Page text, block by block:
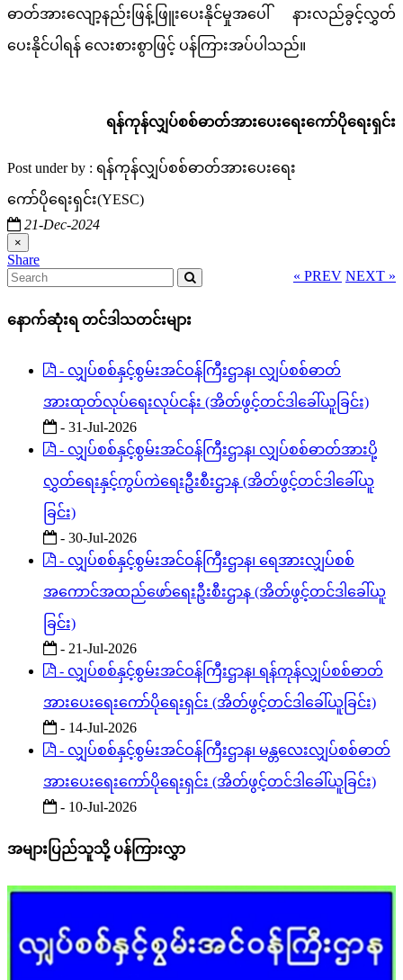
ဓာတ်အားလျော့နည်းဖြန့်ဖြူးပေးနိုင်မှုအပေါ် နားလည်ခွင့်လွှတ်
ပေးနိုင်ပါရန် လေးစားစွာဖြင့် ပန်ကြားအပ်ပါသည်။
ရန်ကုန်လျှပ်စစ်ဓာတ်အားပေးရေးကော်ပိုရေးရှင်း
Post under by : ရန်ကုန်လျှပ်စစ်ဓာတ်အားပေးရေး
ကော်ပိုရေးရှင်း(YESC)
21-Dec-2024
×
နောက်ဆုံးရ တင်ဒါသတင်းများ
- လျှပ်စစ်နှင့်စွမ်းအင်ဝန်ကြီးဌာန၊ လျှပ်စစ်ဓာတ်
အားထုတ်လုပ်ရေးလုပ်ငန်း (အိတ်ဖွင့်တင်ဒါခေါ်ယူခြင်း)
- 31-Jul-2026
- လျှပ်စစ်နှင့်စွမ်းအင်ဝန်ကြီးဌာန၊ လျှပ်စစ်ဓာတ်အားပို့
လွှတ်ရေးနှင့်ကွပ်ကဲရေးဦးစီးဌာန (အိတ်ဖွင့်တင်ဒါခေါ်ယူ
ခြင်း)
- 30-Jul-2026
- လျှပ်စစ်နှင့်စွမ်းအင်ဝန်ကြီးဌာန၊ ရေအားလျှပ်စစ်
အကောင်အထည်ဖော်ရေးဦးစီးဌာန (အိတ်ဖွင့်တင်ဒါခေါ်ယူ
ခြင်း)
- 21-Jul-2026
- လျှပ်စစ်နှင့်စွမ်းအင်ဝန်ကြီးဌာန၊ ရန်ကုန်လျှပ်စစ်ဓာတ်
အားပေးရေးကော်ပိုရေးရှင်း (အိတ်ဖွင့်တင်ဒါခေါ်ယူခြင်း)
- 14-Jul-2026
- လျှပ်စစ်နှင့်စွမ်းအင်ဝန်ကြီးဌာန၊ မန္တလေးလျှပ်စစ်ဓာတ်
အားပေးရေးကော်ပိုရေးရှင်း (အိတ်ဖွင့်တင်ဒါခေါ်ယူခြင်း)
- 10-Jul-2026
အများပြည်သူသို့ ပန်ကြားလွှာ